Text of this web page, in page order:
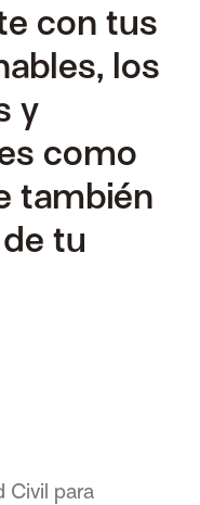
con tus
los
y
como
también
tu
Civil para